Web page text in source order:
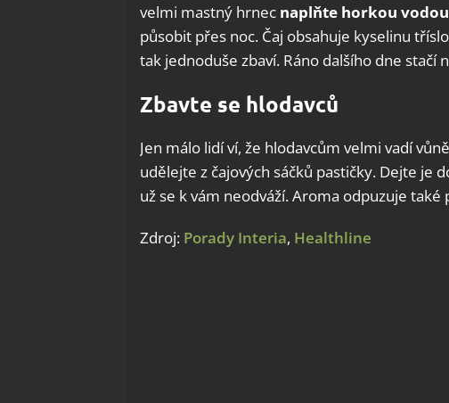
velmi mastný hrnec naplňte horkou
působit přes noc. Čaj obsahuje kyselinu
tak jednoduše zbaví. Ráno dalšího dne stačí
Zbavte se hlodavců
Jen málo lidí ví, že hlodavcům velmi vadí
udělejte z čajových sáčků pastičky. Dejte je
už se k vám neodváží. Aroma odpuzuje také
Zdroj: Porady Interia, Healthline